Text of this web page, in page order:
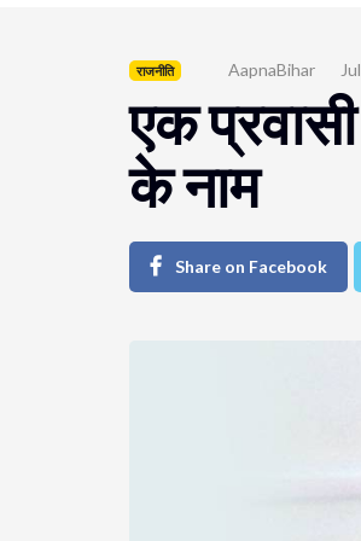
राजनीति AapnaBihar
एक
के नाम
Share on Facebook